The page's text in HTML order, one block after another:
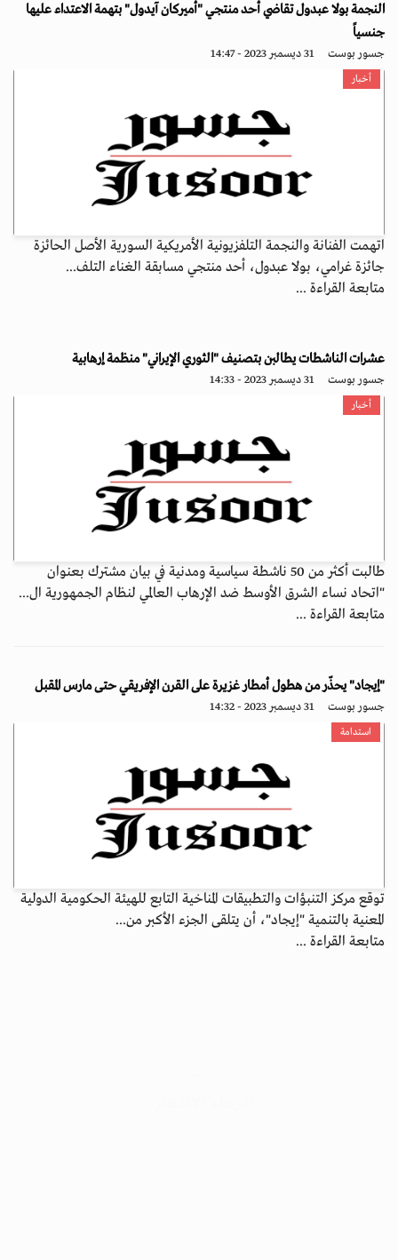
النجمة بولا عبدول تقاضي أحد منتجي "أميركان آيدول" بتهمة الاعتداء عليها
جنسياً
جسور بوست 31 ديسمبر 2023 - 14:47
أخبار
اتهمت الفنانة والنجمة التلفزيونية الأمريكية السورية الأصل الحائزة
جائزة غرامي، بولا عبدول، أحد منتجي مسابقة الغناء التلف...
متابعة القراءة ...
عشرات الناشطات يطالبن بتصنيف "الثوري الإيراني" منظمة إرهابية
جسور بوست 31 ديسمبر 2023 - 14:33
أخبار
طالبت أكثر من 50 ناشطة سياسية ومدنية في بيان مشترك بعنوان
"اتحاد نساء الشرق الأوسط ضد الإرهاب العالمي لنظام الجمهورية ال...
متابعة القراءة ...
"إيجاد" يحذّر من هطول أمطار غزيرة على القرن الإفريقي حتى مارس المقبل
جسور بوست 31 ديسمبر 2023 - 14:32
استدامة
توقع مركز التنبؤات والتطبيقات المناخية التابع للهيئة الحكومية الدولية
المعنية بالتنمية "إيجاد"، أن يتلقى الجزء الأكبر من...
متابعة القراءة ...